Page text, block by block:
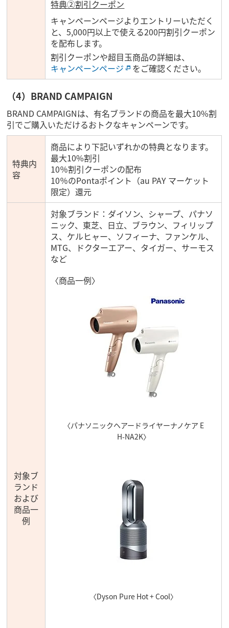
特典②割引クーポン
キャンペーンページよりエントリーいただく
と、5,000円以上で使える200円割引クーポン
を配布します。
割引クーポンや超目玉商品の詳細は、
キャンペーンページ
をご確認ください。
（4）BRAND CAMPAIGN
BRAND CAMPAIGNは、有名ブランドの商品を最大10%割
引でご購入いただけるおトクなキャンペーンです。
特典内
容
商品により下記いずれかの特典となります。
最大10%割引
10％割引クーポンの配布
10％のPontaポイント（au PAY マーケット
限定）還元
対象ブ
ランド
および
商品一
例
対象ブランド：ダイソン、シャープ、パナソ
ニック、東芝、日立、ブラウン、フィリップ
ス、ケルヒャー、ソフィーナ、ファンケル、
MTG、ドクターエアー、タイガー、サーモス
など
〈商品一例〉
〈パナソニックヘアードライヤーナノケア E
H-NA2K〉
〈Dyson Pure Hot + Cool〉